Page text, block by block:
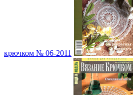
крючком № 06-2011